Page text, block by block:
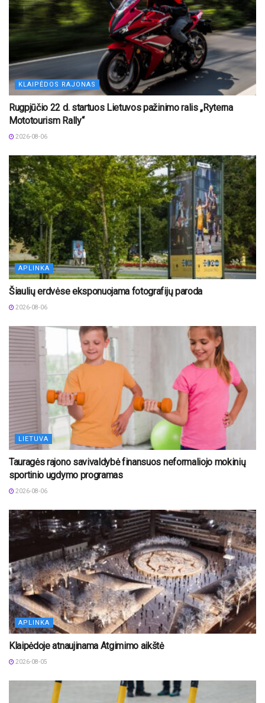
KLAIPĖDOS RAJONAS
Rugpjūčio 22 d. startuos Lietuvos pažinimo ralis „Ryterna
Mototourism Rally“
2026-08-06
APLINKA
Šiaulių erdvėse eksponuojama fotografijų paroda
2026-08-06
LIETUVA
Tauragės rajono savivaldybė finansuos neformaliojo mokinių
sportinio ugdymo programas
2026-08-06
APLINKA
Klaipėdoje atnaujinama Atgimimo aikštė
2026-08-05